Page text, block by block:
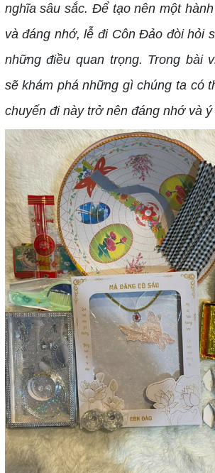
nghĩa sâu sắc. Để tạo nên một
và đáng nhớ, lễ đi Côn Đảo đòi hỏi
những điều quan trọng. Trong bài
sẽ khám phá những gì chúng ta có
chuyến đi này trở nên đáng nhớ và ý